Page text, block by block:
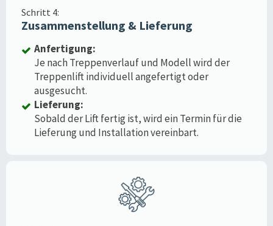
Schritt 4:
Zusammenstellung & Lieferung
Anfertigung:
Je nach Treppenverlauf und Modell wird der
Treppenlift individuell angefertigt oder
ausgesucht.
Lieferung:
Sobald der Lift fertig ist, wird ein Termin für die
Lieferung und Installation vereinbart.